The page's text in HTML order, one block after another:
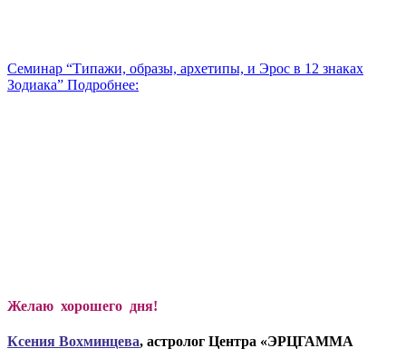
Семинар “Типажи, образы, архетипы, и Эрос в 12 знаках
Зодиака” Подробнее:
Желаю хорошего дня!
Ксения Вохминцева, астролог Центра «ЭРЦГАММА